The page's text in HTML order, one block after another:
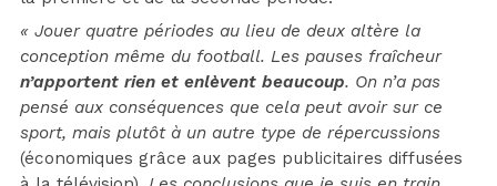
« Jouer quatre périodes au lieu de deux altère la
conception même du football. Les pauses fraîcheur
n’apportent rien et enlèvent beaucoup. On n’a pas
pensé aux conséquences que cela peut avoir sur ce
sport, mais plutôt à un autre type de répercussions
(économiques grâce aux pages publicitaires diffusées